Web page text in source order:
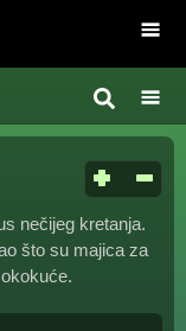
nečijeg kretanja.
što su majica za